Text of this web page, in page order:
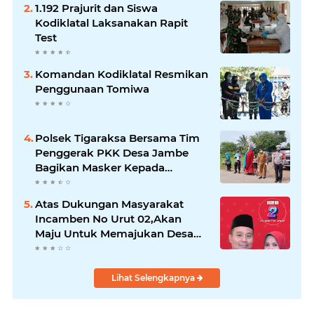
1.192 Prajurit dan Siswa
Kodiklatal Laksanakan Rapit
Test
Komandan Kodiklatal Resmikan
Penggunaan Tomiwa
Polsek Tigaraksa Bersama Tim
Penggerak PKK Desa Jambe
Bagikan Masker Kepada
Pengguna Jalan
Atas Dukungan Masyarakat
Incamben No Urut 02,Akan
Maju Untuk Memajukan Desa
Tegal Kunir Kidul
Lihat Selengkapnya